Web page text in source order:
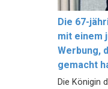
Die 67-
mit einem
Werbung,
gemacht
Die Königin